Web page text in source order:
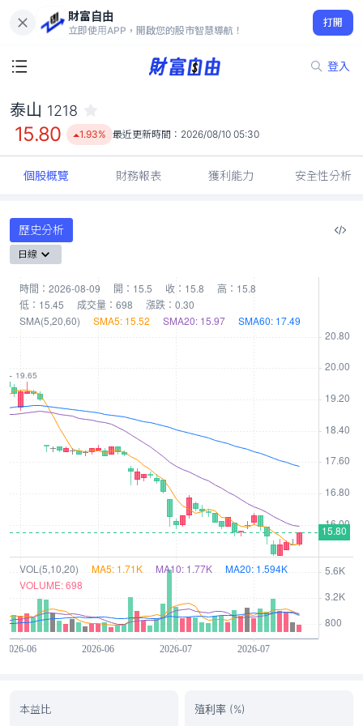
財富自由
立即使用APP，開啟您的股市智慧導航！
打開
登入
15.80
1.93%
泰山 1218
15.80 1.93% 最近更新時間： 2026/08/10 05:30
個股概覽 財務報表 獲利能力 安全性分析
歷史分析
日線
本益比 殖利率 (%)